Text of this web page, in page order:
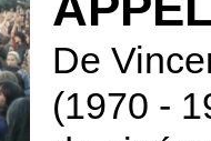
De
(1970 -